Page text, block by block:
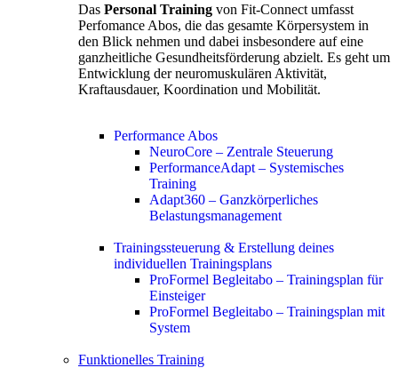
Das Personal Training von Fit-Connect umfasst
Perfomance Abos, die das gesamte Körpersystem in
den Blick nehmen und dabei insbesondere auf eine
ganzheitliche Gesundheitsförderung abzielt. Es geht um
Entwicklung der neuromuskulären Aktivität,
Kraftausdauer, Koordination und Mobilität.
Performance Abos
NeuroCore – Zentrale Steuerung
PerformanceAdapt – Systemisches
Training
Adapt360 – Ganzkörperliches
Belastungsmanagement
Trainingssteuerung & Erstellung deines
individuellen Trainingsplans
ProFormel Begleitabo – Trainingsplan für
Einsteiger
ProFormel Begleitabo – Trainingsplan mit
System
Funktionelles Training